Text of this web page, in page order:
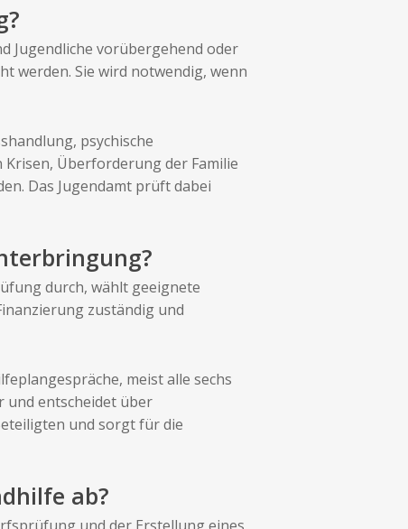
Jugendliche vorübergehend oder
werden. Sie wird notwendig, wenn
psychische
Überforderung der Familie
Das Jugendamt prüft dabei
durch, wählt geeignete
zuständig und
meist alle sechs
und entscheidet über
und sorgt für die
ab?